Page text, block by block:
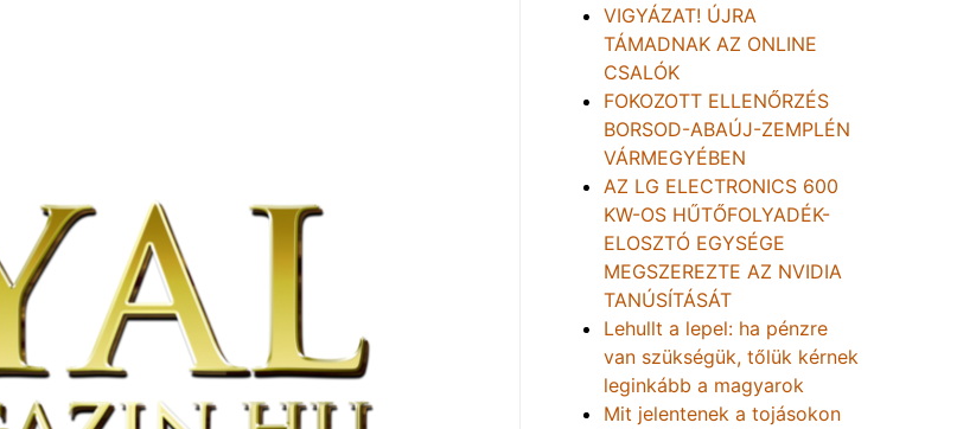
VIGYÁZAT! ÚJRA
TÁMADNAK AZ ONLINE
CSALÓK
FOKOZOTT ELLENŐRZÉS
BORSOD-ABAÚJ-ZEMPLÉN
VÁRMEGYÉBEN
AZ LG ELECTRONICS 600
KW-OS HŰTŐFOLYADÉK-
ELOSZTÓ EGYSÉGE
MEGSZEREZTE AZ NVIDIA
TANÚSÍTÁSÁT
Lehullt a lepel: ha pénzre
van szükségük, tőlük kérnek
leginkább a magyarok
Mit jelentenek a tojásokon